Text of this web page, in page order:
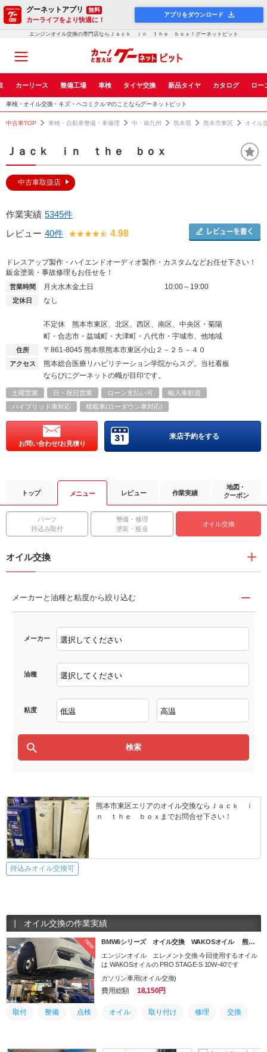
グーネットアプリ 無料
カーライフをより快適に！
アプリをダウンロード
エンジンオイル交換の専門店ならＪａｃｋ ｉｎ ｔｈｅ ｂｏｘ！グーネットピット
カーリース 整備工場 車検 タイヤ交換 新品タイヤ カタログ ロー
車検・オイル交換・キズ・ヘコミクルマのことならグーネットピット
中古車TOP 車検・自動車整備・車修理 中・南九州 熊本県 熊本市東区 オイル
Ｊａｃｋ ｉｎ ｔｈｅ ｂｏｘ
中古車取扱店
作業実績 5345件
レビュー 40件 4.98
ドレスアップ製作・ハイエンドオーディオ製作・カスタムなどお任せ下さい！
鈑金塗装・事故修理もお任せを！
営業時間 月火水木金土日 10:00～19:00
定休日 なし
不定休 熊本市東区、北区、西区、南区、中央区・菊陽
町・合志市・益城町・大津町・八代市・宇城市、他地域
住所 〒861-8045 熊本県熊本市東区小山２－２５－４０
アクセス
熊本総合医療リハビリテーション学院からスグ。当社看板
ならびにグーネットの幟が目印です。
土曜営業 日・祝日営業 ローン支払い可
輸入車歓迎
ハイブリッド車対応
積載車(ローダウン車対応)
お問い合わせ/お見積り
来店予約をする
トップ メニュー レビュー 作業実績
地図・
クーポン
パーツ
持込み取付
整備・修理
塗装・板金
オイル交換
オイル交換
メーカーと油種と粘度から絞り込む
メーカー
油種
粘度
熊本市東区エリアのオイル交換ならＪａｃｋ ｉ
ｎ ｔｈｅ ｂｏｘまでお問合せ下さい！
持込みオイル交換可
オイル交換の作業実績
new
BMW6シリーズ オイル交換 WAKOSオイル 熊…
エンジンオイル エレメント交換 今回使用するオイル
は WAKOSオイルの PRO STAGE-S 10W-40です
ガソリン車用(オイル交換)
費用総額 18,150円
取付 整備 点検 オイル 取り付け 修理 交換